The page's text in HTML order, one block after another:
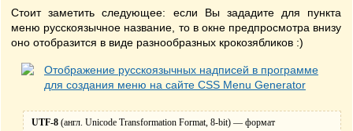
Стоит заметить следующее: если Вы зададите для пункта
меню русскоязычное название, то в окне предпросмотра внизу
оно отобразится в виде разнообразных крокозябликов :)
UTF-8(англ. Unicode Transformation Format, 8-bit) — формат